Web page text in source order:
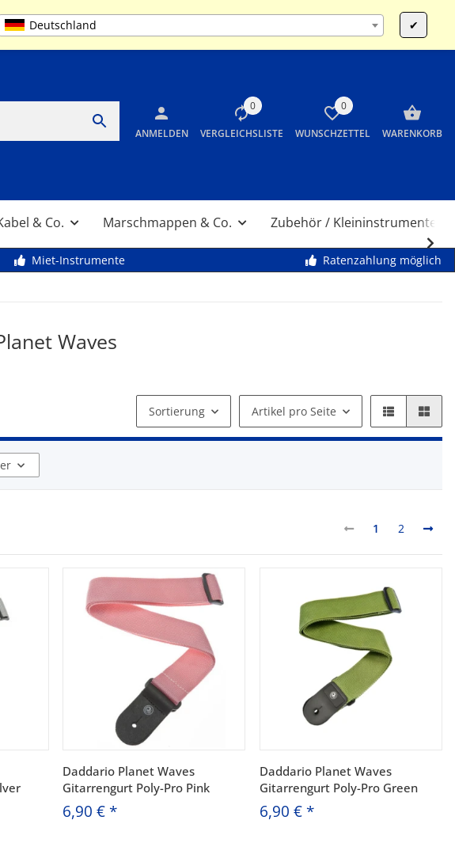
Deutschland ✔
MO-FR 9:00 bis 13:00 und 14:00 bis 17:30 Uhr SA 10:00 bis 12:00 Uhr
ANMELDEN
0
VERGLEICHSLISTE
0
WUNSCHZETTEL WARENKORB
& Co. Marschmappen & Co. Zubehör / Kleininstrumente
Miet-Instrumente
Ratenzahlung möglich
Waves
Sortierung Artikel pro Seite
1 2
Daddario Planet Waves
Gitarrengurt Poly-Pro Pink
6,90 € *
Daddario Planet Waves
Gitarrengurt Poly-Pro Green
6,90 € *